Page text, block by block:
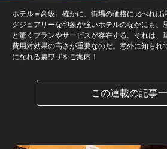
ホテル＝高級。確かに、街場の価格に比べれば
グジュアリーな印象が強いホテルのなかにも、
と驚くプランやサービスが存在する。それは、
費用対効果の高さが重要なのだ。意外に知られ
になれる裏ワザをご案内！
この連載の記事